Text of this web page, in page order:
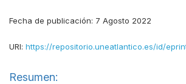
Fecha de publicación: 7 Agosto 2022
URI: https://repositorio.uneatlantico.es/id/
Resumen: